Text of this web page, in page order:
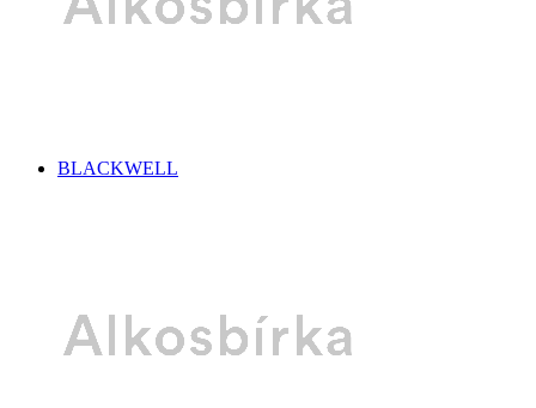
BLACKWELL